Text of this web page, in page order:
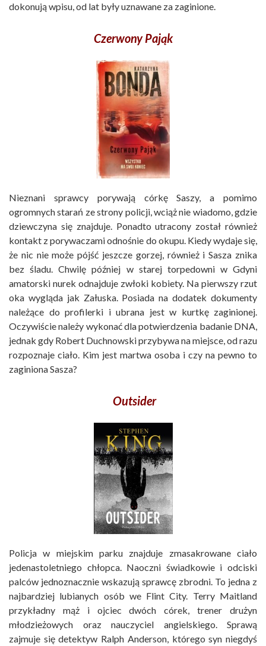
dokonują wpisu, od lat były uznawane za zaginione.
Czerwony Pająk
Nieznani sprawcy porywają córkę Saszy, a pomimo
ogromnych starań ze strony policji, wciąż nie wiadomo, gdzie
dziewczyna się znajduje. Ponadto utracony został również
kontakt z porywaczami odnośnie do okupu. Kiedy wydaje się,
że nic nie może pójść jeszcze gorzej, również i Sasza znika
bez śladu. Chwilę później w starej torpedowni w Gdyni
amatorski nurek odnajduje zwłoki kobiety. Na pierwszy rzut
oka wygląda jak Załuska. Posiada na dodatek dokumenty
należące do profilerki i ubrana jest w kurtkę zaginionej.
Oczywiście należy wykonać dla potwierdzenia badanie DNA,
jednak gdy Robert Duchnowski przybywa na miejsce, od razu
rozpoznaje ciało. Kim jest martwa osoba i czy na pewno to
zaginiona Sasza?
Outsider
Policja w miejskim parku znajduje zmasakrowane ciało
jedenastoletniego chłopca. Naoczni świadkowie i odciski
palców jednoznacznie wskazują sprawcę zbrodni. To jedna z
najbardziej lubianych osób we Flint City. Terry Maitland
przykładny mąż i ojciec dwóch córek, trener drużyn
młodzieżowych oraz nauczyciel angielskiego. Sprawą
zajmuje się detektyw Ralph Anderson, którego syn niegdyś